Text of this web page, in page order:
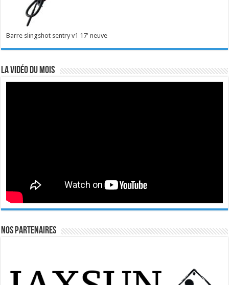
Barre slingshot sentry v1 17' neuve
La vidéo du mois
Nos Partenaires